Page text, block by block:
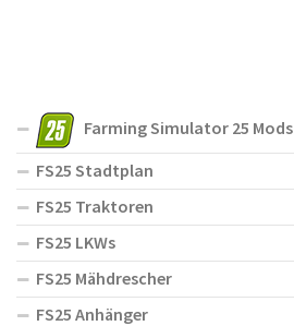
Farming Simulator 25 Mods
FS25 Stadtplan
FS25 Traktoren
FS25 LKWs
FS25 Mähdrescher
FS25 Anhänger